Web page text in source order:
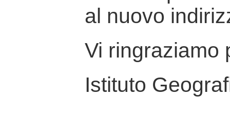
al nuovo
Vi ringraziamo
Istituto